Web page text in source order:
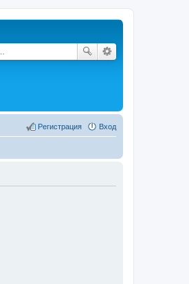
Вход
Регистрация